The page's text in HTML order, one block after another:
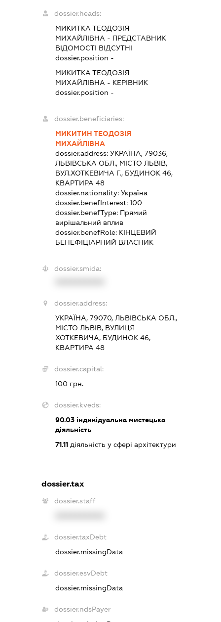
dossier.heads:
МИКИТКА ТЕОДОЗІЯ
МИХАЙЛІВНА - ПРЕДСТАВНИК
ВІДОМОСТІ ВІДСУТНІ
dossier.position -
МИКИТКА ТЕОДОЗІЯ
МИХАЙЛІВНА - КЕРІВНИК
dossier.position -
dossier.beneficiaries:
МИКИТИН ТЕОДОЗІЯ
МИХАЙЛІВНА
dossier.address:УКРАЇНА, 79036,
ЛЬВІВСЬКА ОБЛ., МІСТО ЛЬВІВ,
ВУЛ.ХОТКЕВИЧА Г., БУДИНОК 46,
КВАРТИРА 48
dossier.nationality:Україна
dossier.benefInterest:100
dossier.benefType: Прямий
вирішальний вплив
dossier.benefRole: КІНЦЕВИЙ
БЕНЕФІЦІАРНИЙ ВЛАСНИК
dossier.smida:
dossier.address:
УКРАЇНА, 79070, ЛЬВІВСЬКА ОБЛ.,
МІСТО ЛЬВІВ, ВУЛИЦЯ
ХОТКЕВИЧА, БУДИНОК 46,
КВАРТИРА 48
dossier.capital:
100 грн.
dossier.kveds:
90.03 індивідуальна мистецька
діяльність
71.11 діяльність у сфері архітектури
dossier.tax
dossier.staff
dossier.taxDebt
dossier.missingData
dossier.esvDebt
dossier.missingData
dossier.ndsPayer